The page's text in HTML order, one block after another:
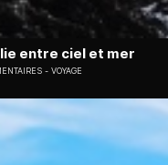
entre ciel et mer
VOYAGE